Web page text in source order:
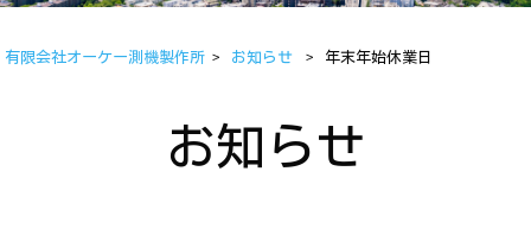
有限会社オーケー測機製作所 > お知らせ > 年末年始休業日
お知らせ